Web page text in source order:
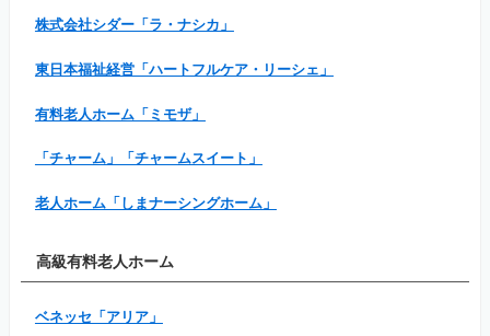
株式会社シダー「ラ・ナシカ」
東日本福祉経営「ハートフルケア・リーシェ」
有料老人ホーム「ミモザ」
「チャーム」「チャームスイート」
老人ホーム「しまナーシングホーム」
高級有料老人ホーム
ベネッセ「アリア」